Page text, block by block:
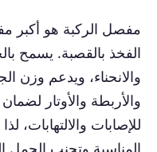
مفصل الركبة هو
الفخذ بالقصبة. يسمح
والانحناء، ويدعم وزن
والأربطة والأوتار
للإصابات والالتهابات،